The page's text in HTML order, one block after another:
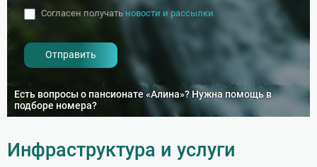
Есть вопросы о пансионате «Алина»? Нужна помощь в
подборе номера?
Согласен получать новости и рассылки
Инфраструктура и услуги